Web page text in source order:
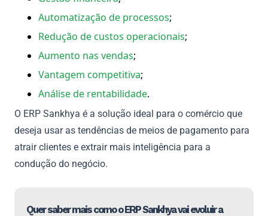
Automatização de processos;
Redução de custos operacionais;
Aumento nas vendas;
Vantagem competitiva;
Análise de rentabilidade.
O ERP Sankhya é a solução ideal para o comércio que
deseja usar as tendências de meios de pagamento para
atrair clientes e extrair mais inteligência para a
condução do negócio.
Quer saber mais como o ERP Sankhya vai evoluir a